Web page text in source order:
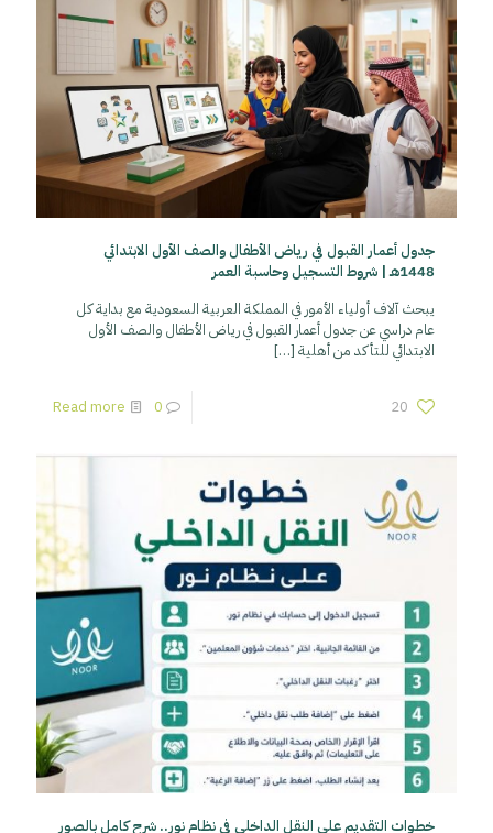
جدول أعمار القبول في رياض الأطفال والصف الأول الابتدائي
1448هـ | شروط التسجيل وحاسبة العمر
يبحث آلاف أولياء الأمور في المملكة العربية السعودية مع بداية كل
عام دراسي عن جدول أعمار القبول في رياض الأطفال والصف الأول
الابتدائي للتأكد من أهلية […]
20
0
Read more
خطوات التقديم على النقل الداخلي في نظام نور.. شرح كامل بالصور